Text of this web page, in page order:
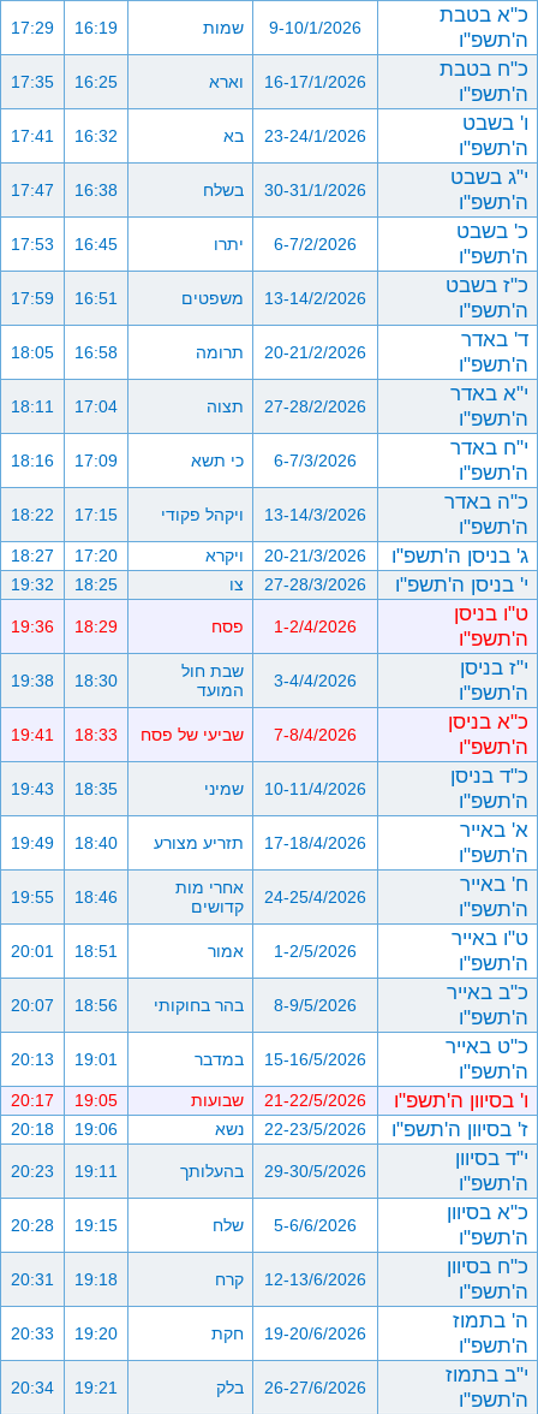
כ"א בטבת
ה'תשפ"ו
9-10/1/2026 שמות 16:19
17:29
כ"ח בטבת
ה'תשפ"ו
16-17/1/2026 וארא 16:25
17:35
ו' בשבט
ה'תשפ"ו
23-24/1/2026 בא 16:32
17:41
י"ג בשבט
ה'תשפ"ו
30-31/1/2026 בשלח 16:38
17:47
כ' בשבט
ה'תשפ"ו
6-7/2/2026 יתרו 16:45
17:53
כ"ז בשבט
ה'תשפ"ו
13-14/2/2026 משפטים 16:51
17:59
ד' באדר
ה'תשפ"ו
20-21/2/2026 תרומה 16:58
18:05
י"א באדר
ה'תשפ"ו
27-28/2/2026 תצוה 17:04
18:11
י"ח באדר
ה'תשפ"ו
6-7/3/2026 כי תשא 17:09
18:16
כ"ה באדר
ה'תשפ"ו
13-14/3/2026 ויקהל פקודי 17:15
18:22
ג' בניסן ה'תשפ"ו 20-21/3/2026 ויקרא 17:20
18:27
י' בניסן ה'תשפ"ו 27-28/3/2026 צו 18:25
19:32
ט"ו בניסן
ה'תשפ"ו
1-2/4/2026 פסח 18:29
19:36
י"ז בניסן
ה'תשפ"ו
3-4/4/2026
שבת חול
המועד
18:30
19:38
כ"א בניסן
ה'תשפ"ו
7-8/4/2026 שביעי של פסח 18:33
19:41
כ"ד בניסן
ה'תשפ"ו
10-11/4/2026 שמיני 18:35
19:43
א' באייר
ה'תשפ"ו
17-18/4/2026 תזריע מצורע 18:40
19:49
ח' באייר
ה'תשפ"ו
24-25/4/2026
אחרי מות
קדושים
18:46
19:55
ט"ו באייר
ה'תשפ"ו
1-2/5/2026 אמור 18:51
20:01
כ"ב באייר
ה'תשפ"ו
8-9/5/2026 בהר בחוקותי 18:56
20:07
כ"ט באייר
ה'תשפ"ו
15-16/5/2026 במדבר 19:01
20:13
ו' בסיוון ה'תשפ"ו 21-22/5/2026 שבועות 19:05
20:17
ז' בסיוון ה'תשפ"ו 22-23/5/2026 נשא 19:06
20:18
י"ד בסיוון
ה'תשפ"ו
29-30/5/2026 בהעלותך 19:11
20:23
כ"א בסיוון
ה'תשפ"ו
5-6/6/2026 שלח 19:15
20:28
כ"ח בסיוון
ה'תשפ"ו
12-13/6/2026 קרח 19:18
20:31
ה' בתמוז
ה'תשפ"ו
19-20/6/2026 חקת 19:20
20:33
י"ב בתמוז
ה'תשפ"ו
26-27/6/2026 בלק 19:21
20:34